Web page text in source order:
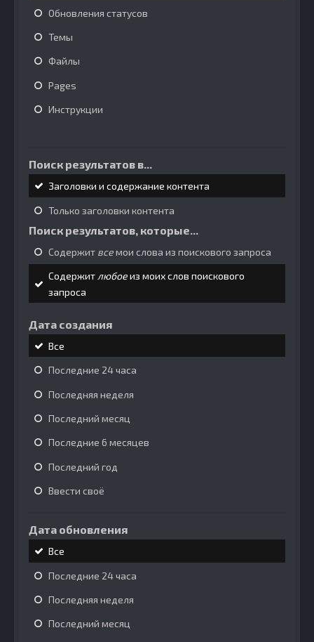
Обновления статусов
Темы
Файлы
Pages
Инструкции
Поиск результатов в...
Заголовки и содержание контента
Только заголовки контента
Поиск результатов, которые...
Содержит всемои слова из поискового запроса
Содержитлюбоеиз моих слов поискового
запроса
Дата создания
Все
Последние 24 часа
Последняя неделя
Последний месяц
Последние 6 месяцев
Последний год
Ввести своё
Дата обновления
Все
Последние 24 часа
Последняя неделя
Последний месяц